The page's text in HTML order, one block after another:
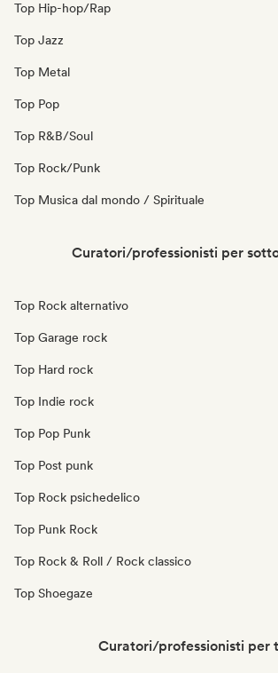
Top Hip-hop/Rap
Top Jazz
Top Metal
Top Pop
Top R&B/Soul
Top Rock/Punk
Top Musica dal mondo / Spirituale
Curatori/professionisti per
Top Rock alternativo
Top Garage rock
Top Hard rock
Top Indie rock
Top Pop Punk
Top Post punk
Top Rock psichedelico
Top Punk Rock
Top Rock & Roll / Rock classico
Top Shoegaze
Curatori/professionisti per